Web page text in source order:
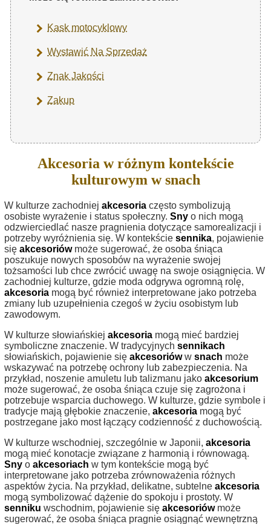
Kask motocyklowy
Wystawić Na Sprzedaż
Znak Jakości
Zakup
Akcesoria w różnym kontekście
kulturowym w snach
W kulturze zachodniej akcesoria często symbolizują
osobiste wyrażenie i status społeczny. Sny o nich mogą
odzwierciedlać nasze pragnienia dotyczące samorealizacji i
potrzeby wyróżnienia się. W kontekście sennika, pojawienie
się akcesoriówmoże sugerować, że osoba śniąca
poszukuje nowych sposobów na wyrażenie swojej
tożsamości lub chce zwrócić uwagę na swoje osiągnięcia. W
zachodniej kulturze, gdzie moda odgrywa ogromną rolę,
akcesoria mogą być również interpretowane jako potrzeba
zmiany lub uzupełnienia czegoś w życiu osobistym lub
zawodowym.
W kulturze słowiańskiej akcesoria mogą mieć bardziej
symboliczne znaczenie. W tradycyjnych sennikach
słowiańskich, pojawienie się akcesorióww snach może
wskazywać na potrzebę ochrony lub zabezpieczenia. Na
przykład, noszenie amuletu lub talizmanu jako akcesorium
może sugerować, że osoba śniąca czuje się zagrożona i
potrzebuje wsparcia duchowego. W kulturze, gdzie symbole i
tradycje mają głębokie znaczenie, akcesoria mogą być
postrzegane jako most łączący codzienność z duchowością.
W kulturze wschodniej, szczególnie w Japonii, akcesoria
mogą mieć konotacje związane z harmonią i równowagą.
Sny o akcesoriach w tym kontekście mogą być
interpretowane jako potrzeba zrównoważenia różnych
aspektów życia. Na przykład, delikatne, subtelne akcesoria
mogą symbolizować dążenie do spokoju i prostoty. W
senniku wschodnim, pojawienie się akcesoriówmoże
sugerować, że osoba śniąca pragnie osiągnąć wewnętrzną